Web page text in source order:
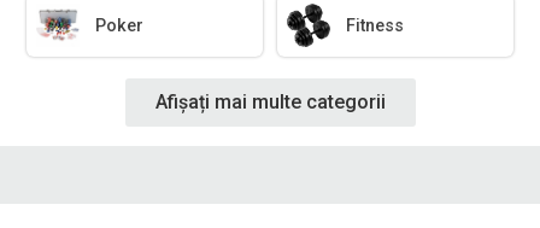
Poker Fitness
Afișați mai multe categorii